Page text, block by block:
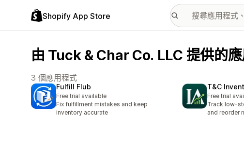
Shopify App Store
由 Tuck & Char Co. LLC 提供的
3 個應用程式
Fulfill Flub
Free trial available
Fix fulfillment mistakes and keep
inventory accurate
T&C
Free trial
Track low-
and reorder